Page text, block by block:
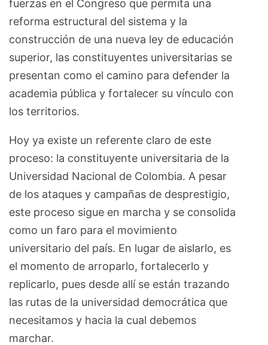
fuerzas en el Congreso que permita una
reforma estructural del sistema y la
construcción de una nueva ley de educación
superior, las constituyentes universitarias se
presentan como el camino para defender la
academia pública y fortalecer su vínculo con
los territorios.
Hoy ya existe un referente claro de este
proceso: la constituyente universitaria de la
Universidad Nacional de Colombia. A pesar
de los ataques y campañas de desprestigio,
este proceso sigue en marcha y se consolida
como un faro para el movimiento
universitario del país. En lugar de aislarlo, es
el momento de arroparlo, fortalecerlo y
replicarlo, pues desde allí se están trazando
las rutas de la universidad democrática que
necesitamos y hacia la cual debemos
marchar.